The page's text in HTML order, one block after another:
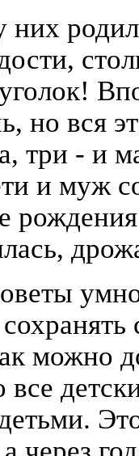
них
но вся
три - и
и муж
можно
все